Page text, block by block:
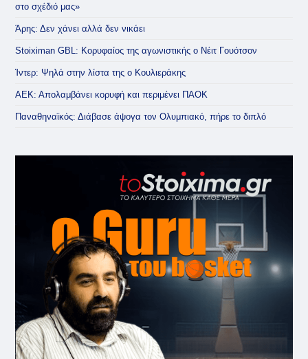
στο σχέδιό μας»
Άρης: Δεν χάνει αλλά δεν νικάει
Stoiximan GBL: Κορυφαίος της αγωνιστικής ο Νέιτ Γουότσον
Ίντερ: Ψηλά στην λίστα της ο Κουλιεράκης
ΑΕΚ: Απολαμβάνει κορυφή και περιμένει ΠΑΟΚ
Παναθηναϊκός: Διάβασε άψογα τον Ολυμπιακό, πήρε το διπλό